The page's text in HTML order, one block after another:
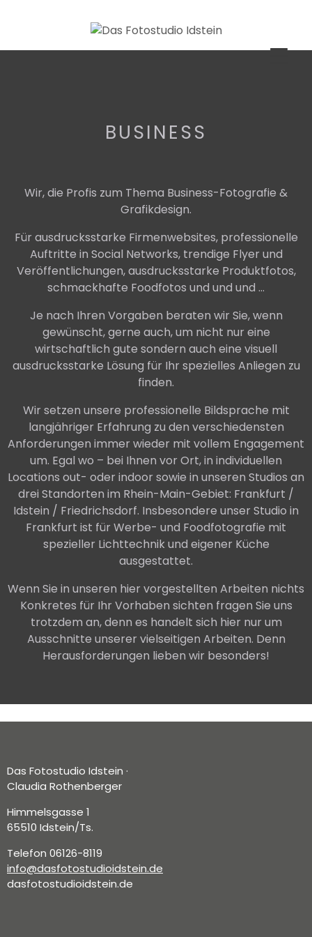
BUSINESS
Wir, die Profis zum Thema Business-Fotografie &
Grafikdesign.
Für ausdrucksstarke Firmenwebsites, professionelle
Auftritte in Social Networks, trendige Flyer und
Veröffentlichungen, ausdrucksstarke Produktfotos,
schmackhafte Foodfotos und und und …
Je nach Ihren Vorgaben beraten wir Sie, wenn
gewünscht, gerne auch, um nicht nur eine
wirtschaftlich gute sondern auch eine visuell
ausdrucksstarke Lösung für Ihr spezielles Anliegen zu
finden.
Wir setzen unsere professionelle Bildsprache mit
langjähriger Erfahrung zu den verschiedensten
Anforderungen immer wieder mit vollem Engagement
um. Egal wo – bei Ihnen vor Ort, in individuellen
Locations out- oder indoor sowie in unseren Studios an
drei Standorten im Rhein-Main-Gebiet: Frankfurt /
Idstein / Friedrichsdorf. Insbesondere unser Studio in
Frankfurt ist für Werbe- und Foodfotografie mit
spezieller Lichttechnik und eigener Küche
ausgestattet.
Wenn Sie in unseren hier vorgestellten Arbeiten nichts
Konkretes für Ihr Vorhaben sichten fragen Sie uns
trotzdem an, denn es handelt sich hier nur um
Ausschnitte unserer vielseitigen Arbeiten. Denn
Herausforderungen lieben wir besonders!
Das Fotostudio Idstein ·
Claudia Rothenberger
Himmelsgasse 1
65510 Idstein/Ts.
Telefon 06126-8119
info@dasfotostudioidstein.de
dasfotostudioidstein.de